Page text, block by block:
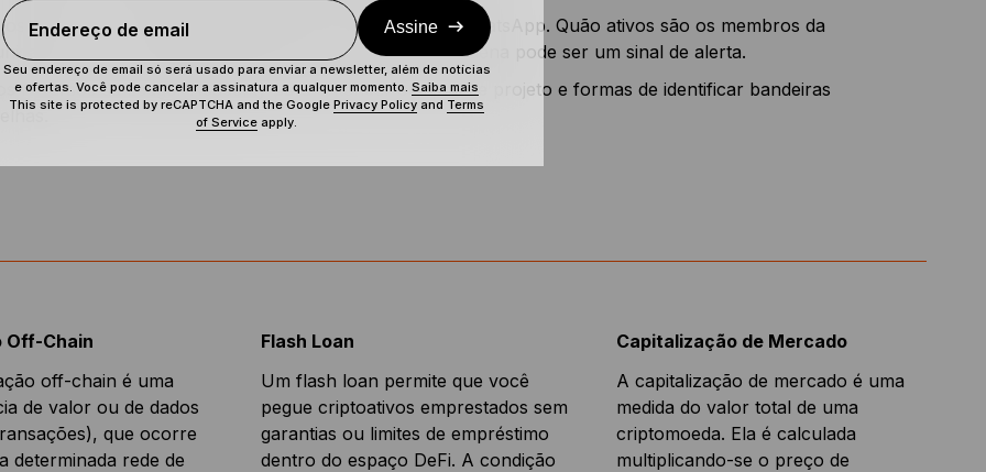
os grupos da comunidade do projeto no Telegram ou WhatsApp. Quão ativos são os membros da
Uma comunidade relativamente tranquila e pequena pode ser um sinal de alerta.
recursos da Ledger Academypara entender os tipos de projeto e formas de identificar bandeiras
Off-Chain
off-chain é uma
de valor ou de dados
que ocorre
determinada rede de
Flash Loan
Um flash loan permite que você
pegue criptoativos emprestados sem
garantias ou limites de empréstimo
dentro do espaço DeFi. A condição
Capitalização de Mercado
A capitalização de mercado é uma
medida do valor total de uma
criptomoeda. Ela é calculada
multiplicando-se o preço de
Endereço de email Assine
Seu endereço de email só será usado para enviar a newsletter, além de notícias
e ofertas. Você pode cancelar a assinatura a qualquer momento. Saiba mais
This site is protected by reCAPTCHA and the Google Privacy Policy and Terms
of Service apply.